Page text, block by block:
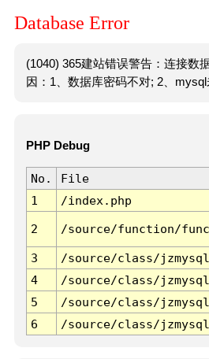
Database Error
(1040) 365建站错误警告：连接数
因：1、数据库密码不对; 2、mysql
PHP Debug
No. File
1
/index.php
2 /source/function/
3 /source/class/
4
/source/class/
5
/source/class/
6
/source/class/